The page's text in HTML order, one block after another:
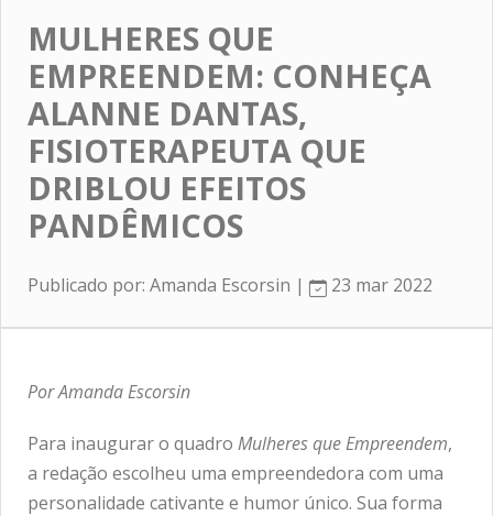
MULHERES QUE
EMPREENDEM: CONHEÇA
ALANNE DANTAS,
FISIOTERAPEUTA QUE
DRIBLOU EFEITOS
PANDÊMICOS
Publicado por: Amanda Escorsin | 23 mar 2022
Por Amanda Escorsin
Para inaugurar o quadro Mulheres que Empreendem,
a redação escolheu uma empreendedora com uma
personalidade cativante e humor único. Sua forma